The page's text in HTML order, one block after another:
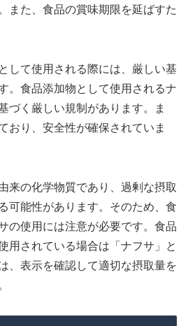
また、食品の賞味期限を延ばすた
して使用される際には、厳しい基
。食品添加物として使用されるナ
づく厳しい規制があります。ま
おり、安全性が確保されていま
来の化学物質であり、過剰な摂取
可能性があります。そのため、食
の使用には注意が必要です。食品
用されている場合は「ナフサ」と
、表示を確認して適切な摂取量を